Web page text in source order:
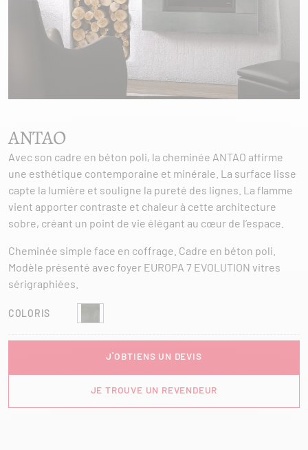
ANTAO
Avec son cadre en béton poli, la cheminée ANTAO affirme
une esthétique contemporaine et minérale. La surface lisse
capte la lumière et souligne la pureté des lignes. La flamme
vient apporter contraste et chaleur à cette architecture
sobre, créant un point de vie élégant au cœur de l’espace.
Cheminée simple face en coffrage. Cadre en béton poli.
Modèle présenté avec foyer EUROPA 7 EVOLUTION vitres
sérigraphiées.
COLORIS
J'OBTIENS UN DEVIS
JE TROUVE UN REVENDEUR